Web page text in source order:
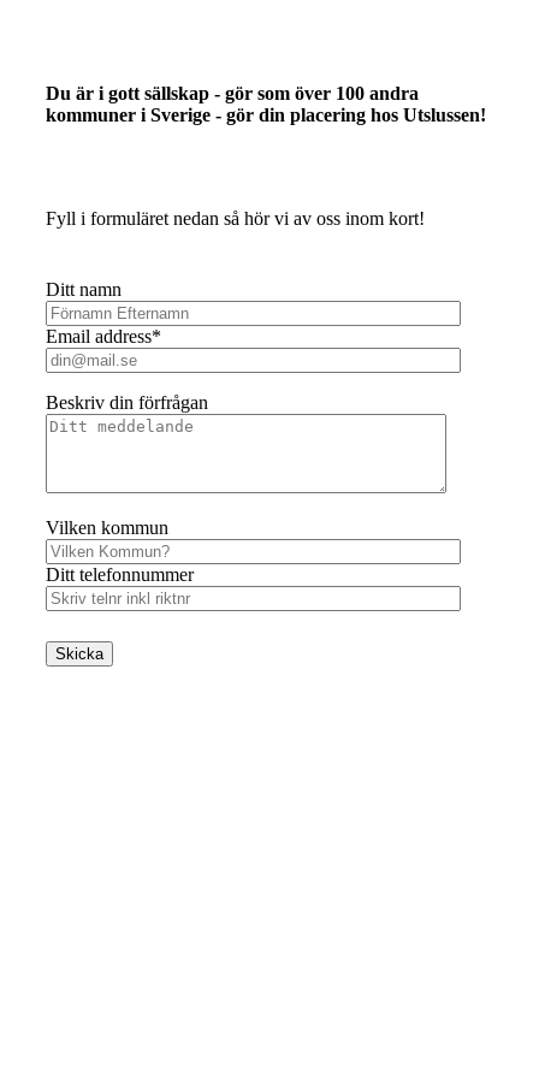
Du är i gott sällskap - gör som över 100 andra
kommuner i Sverige - gör din placering hos Utslussen!
Fyll i formuläret nedan så hör vi av oss inom kort!
Ditt namn
Email address*
Beskriv din förfrågan
Vilken kommun
Ditt telefonnummer